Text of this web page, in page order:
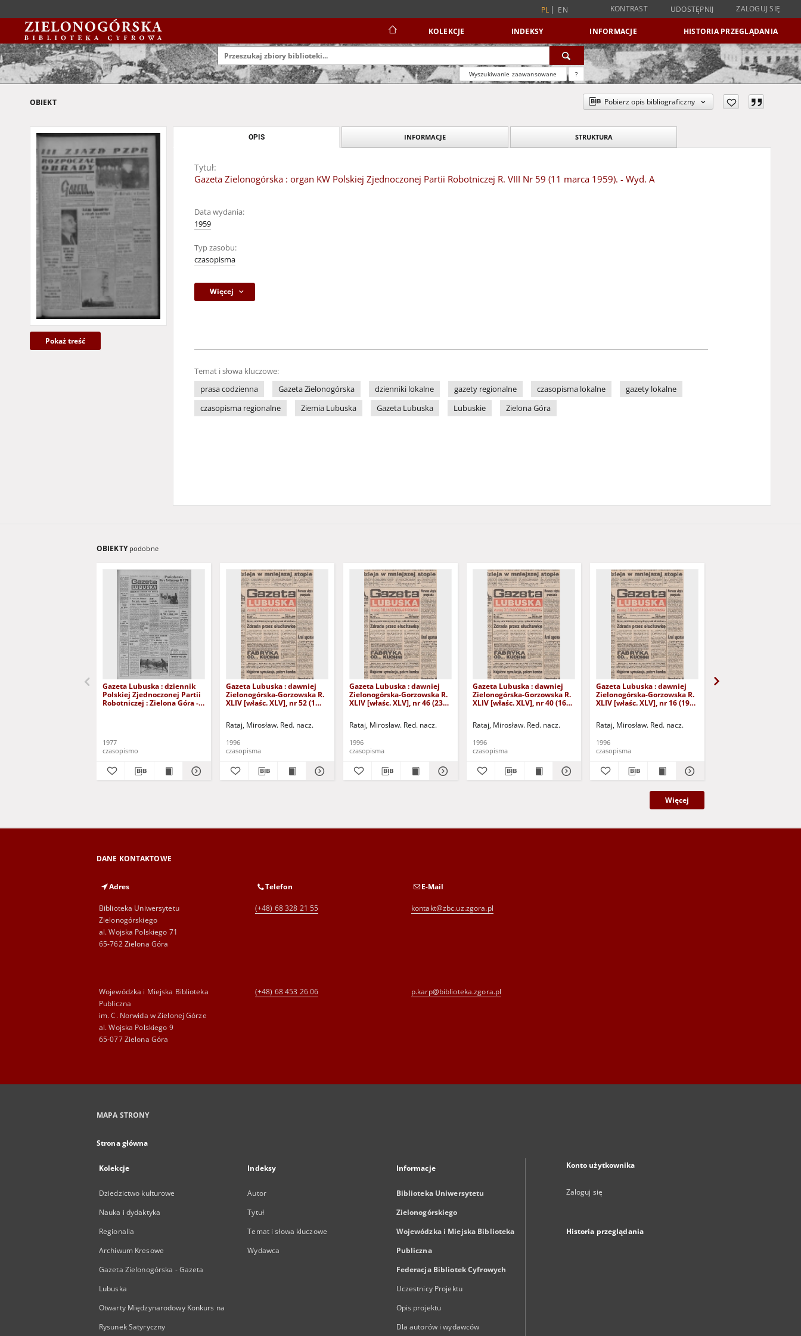
PL EN KONTRAST UDOSTĘPNIJ ZALOGUJ SIĘ
KOLEKCJE INDEKSY INFORMACJE HISTORIA PRZEGLĄDANIA
Wyszukiwanie zaawansowane ?
OBIEKT Pobierz opis bibliograficzny
Pokaż treść
OPIS INFORMACJE STRUKTURA
Tytuł:
Gazeta Zielonogórska : organ KW Polskiej Zjednoczonej Partii Robotniczej R. VIII Nr 59 (11 marca 1959). - Wyd. A
Data wydania:
1959
Typ zasobu:
czasopisma
Więcej
Temat i słowa kluczowe:
prasa codzienna
Gazeta Zielonogórska dzienniki lokalne gazety regionalne czasopisma lokalne
gazety lokalne
czasopisma regionalne
Ziemia Lubuska Gazeta Lubuska Lubuskie Zielona Góra
OBIEKTY podobne
Gazeta Lubuska : dziennik
Polskiej Zjednoczonej Partii
Robotniczej : Zielona Góra -
1977
czasopismo
Gazeta Lubuska : dawniej
Zielonogórska-Gorzowska R.
XLIV [właśc. XLV], nr 52 (1
Rataj, Mirosław. Red. nacz.
1996
czasopisma
Gazeta Lubuska : dawniej
Zielonogórska-Gorzowska R.
XLIV [właśc. XLV], nr 46 (23
Rataj, Mirosław. Red. nacz.
1996
czasopisma
Gazeta Lubuska : dawniej
Zielonogórska-Gorzowska R.
XLIV [właśc. XLV], nr 40 (16
Rataj, Mirosław. Red. nacz.
1996
czasopisma
Gazeta Lubuska : dawniej
Zielonogórska-Gorzowska R.
XLIV [właśc. XLV], nr 16 (19
Rataj, Mirosław. Red. nacz.
1996
czasopisma
Więcej
DANE KONTAKTOWE
Adres
Biblioteka Uniwersytetu
Zielonogórskiego
al. Wojska Polskiego 71
65-762 Zielona Góra
Telefon
(+48) 68 328 21 55
E-Mail
kontakt@zbc.uz.zgora.pl
Wojewódzka i Miejska Biblioteka
Publiczna
im. C. Norwida w Zielonej Górze
al. Wojska Polskiego 9
65-077 Zielona Góra
(+48) 68 453 26 06 p.karp@biblioteka.zgora.pl
MAPA STRONY
Strona główna
Kolekcje
Dziedzictwo kulturowe
Nauka i dydaktyka
Regionalia
Archiwum Kresowe
Gazeta Zielonogórska - Gazeta
Lubuska
Otwarty Międzynarodowy Konkurs na
Rysunek Satyryczny
Indeksy
Autor
Tytuł
Temat i słowa kluczowe
Wydawca
Informacje
Biblioteka Uniwersytetu
Zielonogórskiego
Wojewódzka i Miejska Biblioteka
Publiczna
Federacja Bibliotek Cyfrowych
Uczestnicy Projektu
Opis projektu
Dla autorów i wydawców
Konto użytkownika
Zaloguj się
Historia przeglądania